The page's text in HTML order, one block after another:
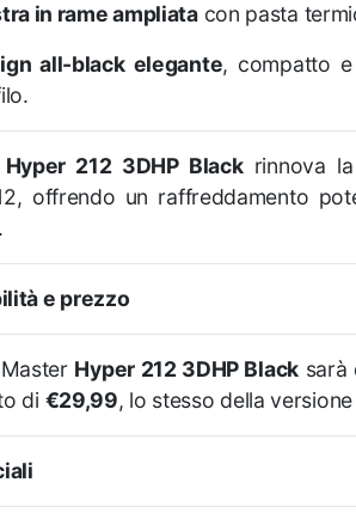
in rame ampliatacon pasta
all-black elegante, compatto
Hyper 212 3DHP Blackrinnova la
offrendo un raffreddamento
e prezzo
Hyper 212 3DHP Black sarà
di €29,99, lo stesso della versione